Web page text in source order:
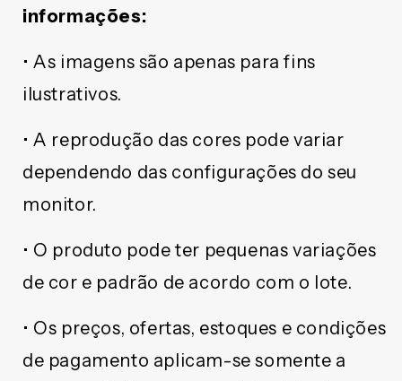
informações:
• As imagens são apenas para fins
ilustrativos.
• A reprodução das cores pode variar
dependendo das configurações do seu
monitor.
• O produto pode ter pequenas variações
de cor e padrão de acordo com o lote.
• Os preços, ofertas, estoques e condições
de pagamento aplicam-se somente a